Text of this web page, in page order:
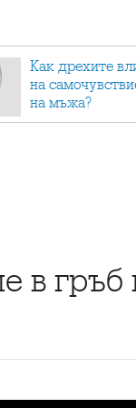
Как дрехите
на
на мъжа?
в